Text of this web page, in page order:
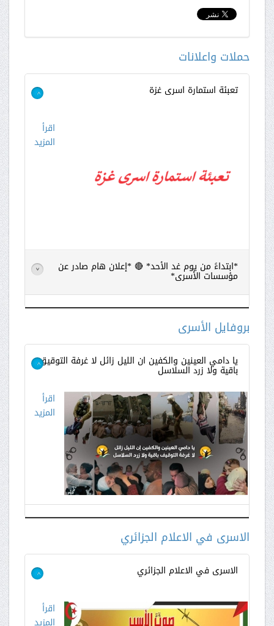
حملات واعلانات
تعبئة استمارة اسرى غزة >
اقرأ
المزيد
*ابتداءً من يوم غد الأحد* 🔴 *إعلان هام صادر عن
مؤسسات الأسرى* >
اقرأ
بروفايل الأسرى
يا دامي العينين والكفين ان الليل زائل لا غرفة التوقيق
باقية ولا زرد السلاسل >
اقرأ
المزيد
الاسرى في الاعلام الجزائري
الاسرى في الاعلام الجزائري >
اقرأ
المزيد